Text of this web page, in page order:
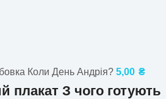
Коли День Андрія? 5,00 ₴
плакат З чого готують